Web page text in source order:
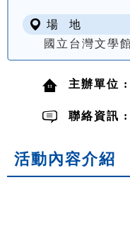
場 地
國立台灣文學
主辦單位 :
聯絡資訊 :
活動內容介紹